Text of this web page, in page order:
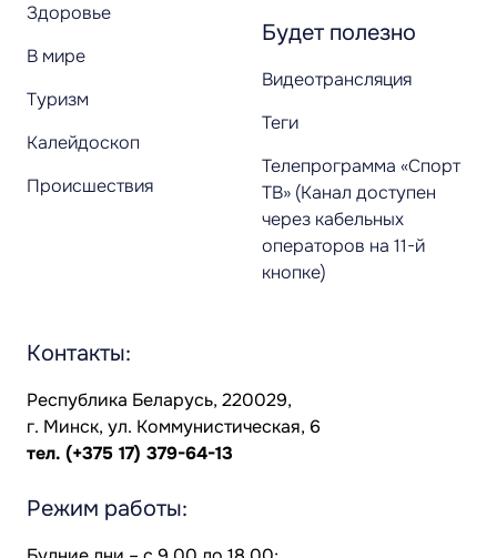
Здоровье
В мире
Туризм
Калейдоскоп
Происшествия
Будет полезно
Видеотрансляция
Теги
Телепрограмма «Спорт
ТВ» (Канал доступен
через кабельных
операторов на 11-й
кнопке)
Контакты:
Республика Беларусь, 220029,
г. Минск, ул. Коммунистическая, 6
тел. (+375 17) 379-64-13
Режим работы: